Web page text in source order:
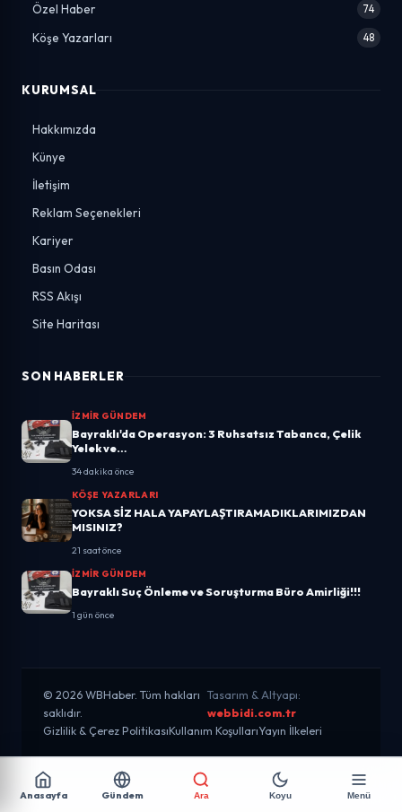
Özel Haber 74
Köşe Yazarları 48
KURUMSAL
Hakkımızda
Künye
İletişim
Reklam Seçenekleri
Kariyer
Basın Odası
RSS Akışı
Site Haritası
SON HABERLER
İZMIR GÜNDEM
Bayraklı'da Operasyon: 3 Ruhsatsız Tabanca, Çelik
Yelek ve…
34 dakika önce
KÖŞE YAZARLARI
YOKSA SİZ HALA YAPAYLAŞTIRAMADIKLARIMIZDAN
MISINIZ?
21 saat önce
İZMIR GÜNDEM
Bayraklı Suç Önleme ve Soruşturma Büro Amirliği!!!
1 gün önce
© 2026 WBHaber. Tüm hakları
saklıdır.
Tasarım & Altyapı:
webbidi.com.tr
Gizlilik & Çerez PolitikasıKullanım KoşullarıYayın İlkeleri
Anasayfa Gündem Ara Koyu Menü